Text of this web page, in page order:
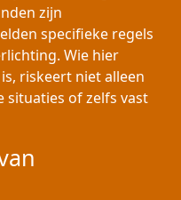
zijn
specifieke regels
Wie hier
riskeert niet alleen
situaties of zelfs vast